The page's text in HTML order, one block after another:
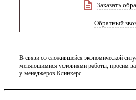
Заказать
Обратный
В связи со сложившейся экономической
меняющимися условиями работы, просим
у менеджеров Клинкерс